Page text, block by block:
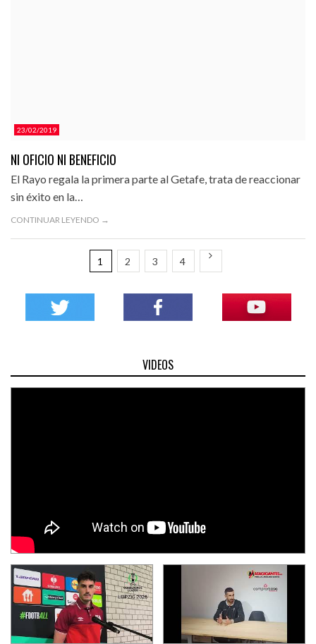
23/02/2019
NI OFICIO NI BENEFICIO
El Rayo regala la primera parte al Getafe, trata de reaccionar
sin éxito en la…
CONTINUAR LEYENDO →
1 2 3 4
VIDEOS